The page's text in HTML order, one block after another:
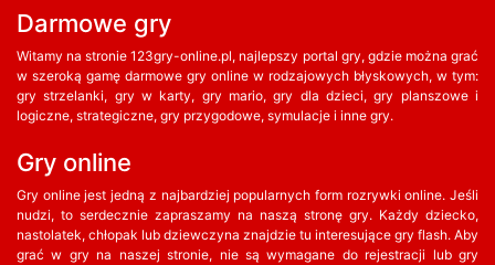
Darmowe gry
Witamy na stronie 123gry-online.pl, najlepszy portal gry, gdzie można grać
w szeroką gamę darmowe gry online w rodzajowych błyskowych, w tym:
gry strzelanki, gry w karty, gry mario, gry dla dzieci, gry planszowe i
logiczne, strategiczne, gry przygodowe, symulacje i inne gry.
Gry online
Gry online jest jedną z najbardziej popularnych form rozrywki online. Jeśli
nudzi, to serdecznie zapraszamy na naszą stronę gry. Każdy dziecko,
nastolatek, chłopak lub dziewczyna znajdzie tu interesujące gry flash. Aby
grać w gry na naszej stronie, nie są wymagane do rejestracji lub gry